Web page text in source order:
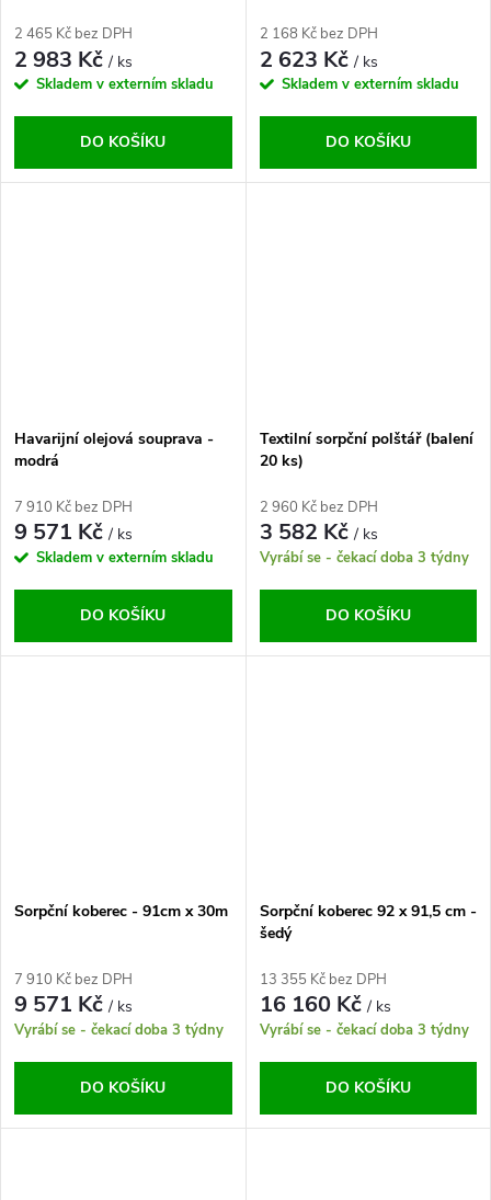
2 465 Kč bez DPH
2 983 Kč/ ks
Skladem v externím skladu
DO KOŠÍKU
2 168 Kč bez DPH
2 623 Kč/ ks
Skladem v externím skladu
DO KOŠÍKU
Havarijní olejová souprava -
modrá
7 910 Kč bez DPH
9 571 Kč/ ks
Skladem v externím skladu
DO KOŠÍKU
Textilní sorpční polštář (balení
20 ks)
2 960 Kč bez DPH
3 582 Kč/ ks
Vyrábí se - čekací doba 3 týdny
DO KOŠÍKU
Sorpční koberec - 91cm x 30m
7 910 Kč bez DPH
9 571 Kč/ ks
Vyrábí se - čekací doba 3 týdny
DO KOŠÍKU
Sorpční koberec 92 x 91,5 cm -
šedý
13 355 Kč bez DPH
16 160 Kč/ ks
Vyrábí se - čekací doba 3 týdny
DO KOŠÍKU